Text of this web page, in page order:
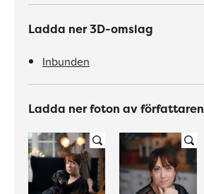
Ladda ner 3D-omslag
Inbunden
Ladda ner foton av författaren